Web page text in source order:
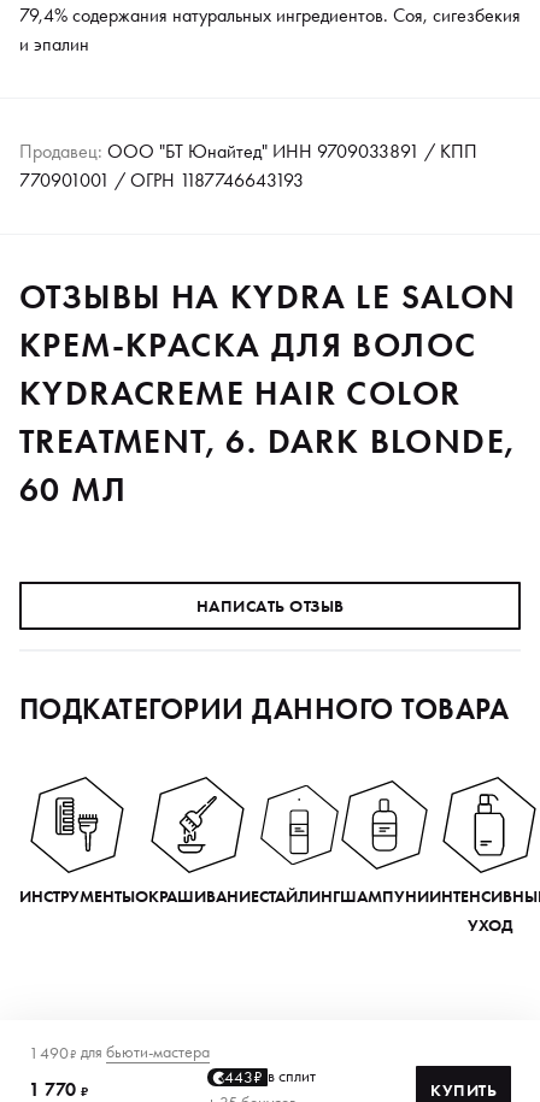
79,4% содержания натуральных ингредиентов. Соя, сигезбекия
и эпалин
Продавец: ООО "БТ Юнайтед" ИНН 9709033891 / КПП
770901001 / ОГРН 1187746643193
ОТЗЫВЫ НА KYDRA LE SALON
КРЕМ-КРАСКА ДЛЯ ВОЛОС
KYDRACREME HAIR COLOR
TREATMENT, 6. DARK BLONDE,
60 МЛ
НАПИСАТЬ ОТЗЫВ
ПОДКАТЕГОРИИ ДАННОГО ТОВАРА
ИНСТРУМЕНТЫОКРАШИВАНИЕСТАЙЛИНГШАМПУНИ
УХОД
1 490₽ для бьюти-мастера
1 770 ₽
443₽ в сплит
КУПИТЬ